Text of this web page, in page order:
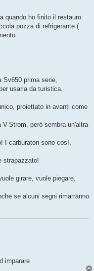
quando ho finito il restauro.
pozza di refrigerante (
Sv650 prima serie,
usarla da turistica.
proiettato in avanti come
V-Strom, però sembra un'altra
I carburatori sono così,
strapazzato!
girare, vuole piegare,
se alcuni segni rimarranno
imparare